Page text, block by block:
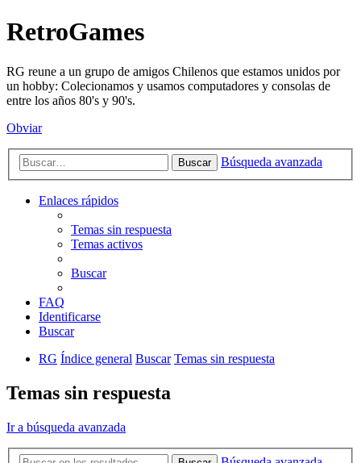
RetroGames
RG reune a un grupo de amigos Chilenos que estamos unidos por
un hobby: Colecionamos y usamos computadores y consolas de
entre los años 80's y 90's.
Obviar
Buscar Búsqueda avanzada
Enlaces rápidos
Temas sin respuesta
Temas activos
Buscar
FAQ
Identificarse
Buscar
RG Índice general Buscar Temas sin respuesta
Temas sin respuesta
Ir a búsqueda avanzada